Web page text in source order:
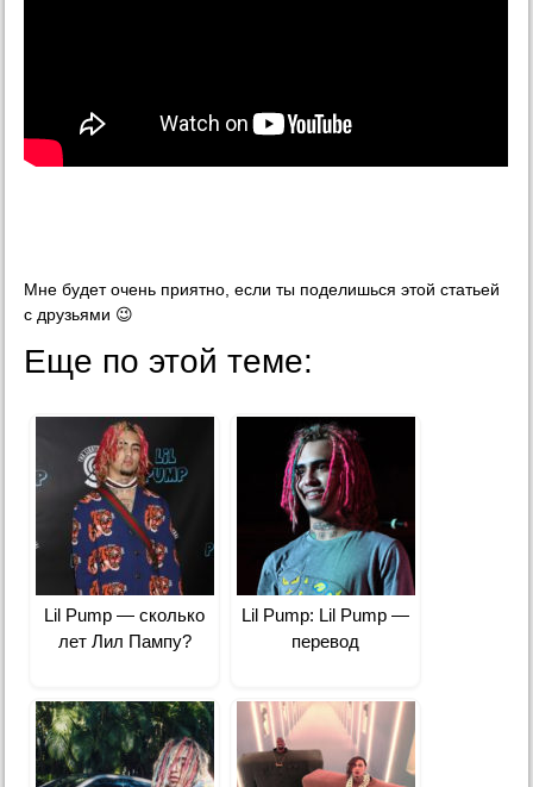
Мне будет очень приятно, если ты поделишься этой статьей
с друзьями 😉
Еще по этой теме:
Lil Pump — cколько
лет Лил Пампу?
Lil Pump: Lil Pump —
перевод